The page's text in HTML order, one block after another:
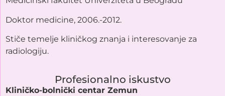
Doktor medicine, 2006.-2012.
Stiče temelje kliničkog znanja i interesovanje za
radiologiju.
Profesionalno iskustvo
Kliničko-bolnički centar Zemun